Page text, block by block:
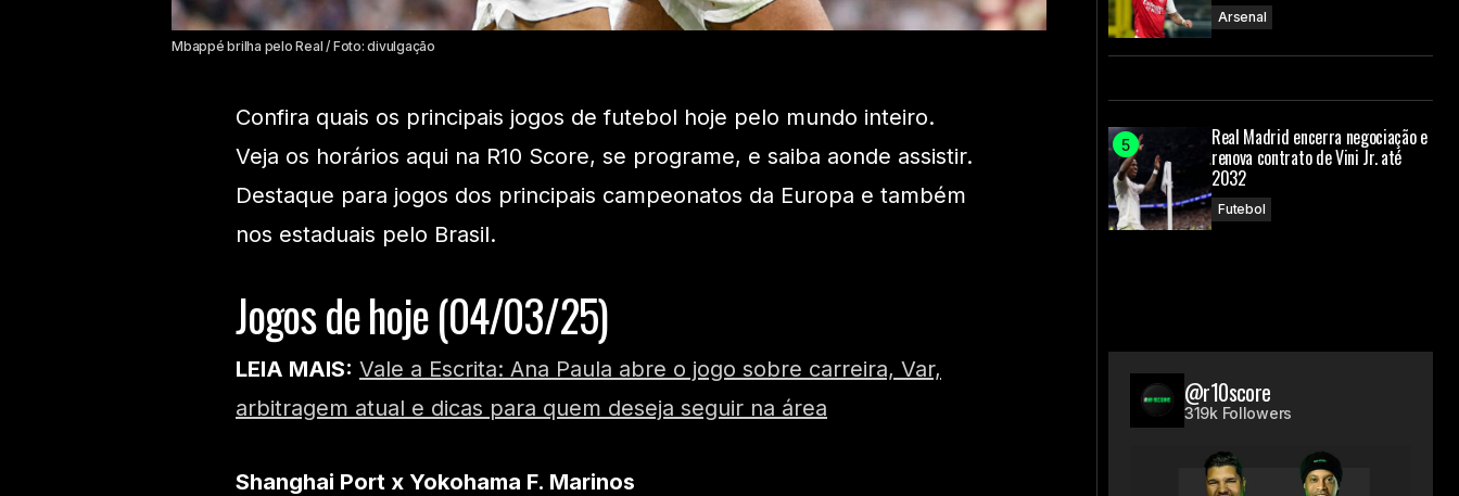
Mbappé brilha pelo Real / Foto: divulgação
Confira quais os principais jogos de futebol hoje pelo mundo inteiro.
Veja os horários aqui na R10 Score, se programe, e saiba aonde assistir.
Destaque para jogos dos principais campeonatos da Europa e também
nos estaduais pelo Brasil.
Jogos de hoje (04/03/25)
LEIA MAIS: Vale a Escrita: Ana Paula abre o jogo sobre carreira, Var,
arbitragem atual e dicas para quem deseja seguir na área
Shanghai Port x Yokohama F. Marinos
Arsenal
Real Madrid encerra negociação e
renova contrato de Vini Jr. até
2032
Futebol
@r10score
319k Followers